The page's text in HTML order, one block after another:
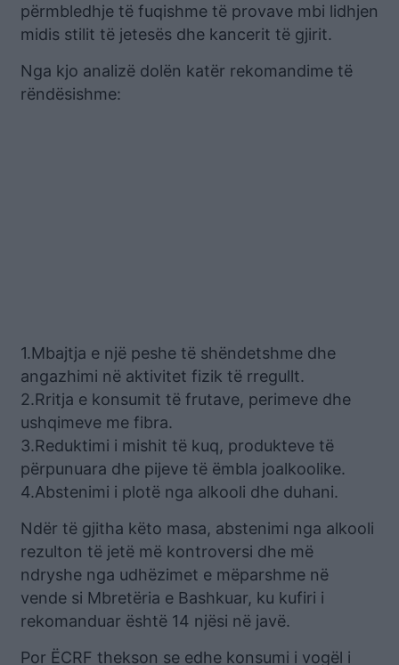
përmbledhje të fuqishme të provave mbi lidhjen
midis stilit të jetesës dhe kancerit të gjirit.
Nga kjo analizë dolën katër rekomandime të
rëndësishme:
1.Mbajtja e një peshe të shëndetshme dhe
angazhimi në aktivitet fizik të rregullt.
2.Rritja e konsumit të frutave, perimeve dhe
ushqimeve me fibra.
3.Reduktimi i mishit të kuq, produkteve të
përpunuara dhe pijeve të ëmbla joalkoolike.
4.Abstenimi i plotë nga alkooli dhe duhani.
Ndër të gjitha këto masa, abstenimi nga alkooli
rezulton të jetë më kontroversi dhe më
ndryshe nga udhëzimet e mëparshme në
vende si Mbretëria e Bashkuar, ku kufiri i
rekomanduar është 14 njësi në javë.
Por ËCRF thekson se edhe konsumi i vogël i